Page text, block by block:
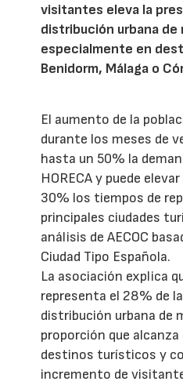
visitantes eleva la
distribución urbana de
especialmente en
Benidorm, Málaga o
El aumento de la
durante los meses de
hasta un 50% la
HORECA y puede
30% los tiempos de
principales ciudades
análisis de AECOC
Ciudad Tipo Española.
La asociación explica
representa el 28% de
distribución urbana de
proporción que
destinos turísticos y
incremento de